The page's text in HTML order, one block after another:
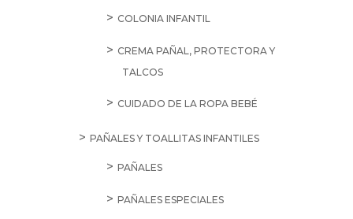
COLONIA INFANTIL
CREMA PAÑAL, PROTECTORA Y
TALCOS
CUIDADO DE LA ROPA BEBÉ
PAÑALES Y TOALLITAS INFANTILES
PAÑALES
PAÑALES ESPECIALES